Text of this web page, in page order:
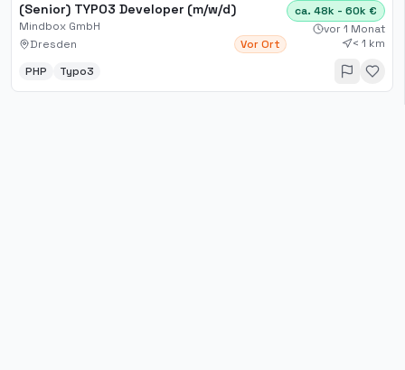
(Senior) TYPO3 Developer (m/w/d)
Mindbox GmbH
Dresden
Vor Ort
ca. 48k - 60k €
vor 1 Monat
< 1 km
PHP
Typo3